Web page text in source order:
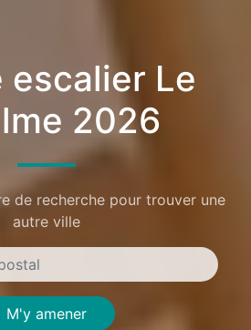
escalier Le
2026
de recherche pour trouver une
autre ville
M'y amener